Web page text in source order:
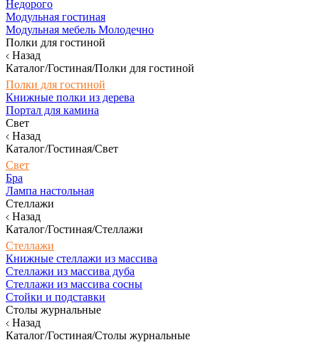
Недорого
Модульная гостиная
Модульная мебель Молодечно
Полки для гостиной
Назад
Каталог/Гостиная/Полки для гостиной
Полки для гостиной
Книжные полки из дерева
Портал для камина
Свет
Назад
Каталог/Гостиная/Свет
Свет
Бра
Лампа настольная
Стеллажи
Назад
Каталог/Гостиная/Стеллажи
Стеллажи
Книжные стеллажи из массива
Стеллажи из массива дуба
Стеллажи из массива сосны
Стойки и подставки
Столы журнальные
Назад
Каталог/Гостиная/Столы журнальные